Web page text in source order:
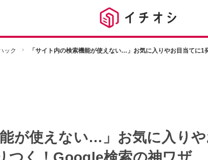
ック 「サイト内の検索機能が使えない…」お気に入りやお目当てに
能が使えない…」お気に入り